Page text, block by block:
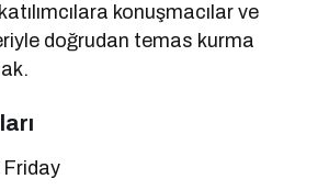
konuşmacılar ve
doğrudan temas kurma